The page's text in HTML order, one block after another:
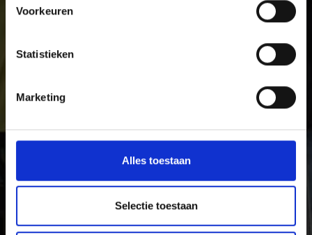
Voorkeuren
Statistieken
Marketing
Alles toestaan
Selectie toestaan